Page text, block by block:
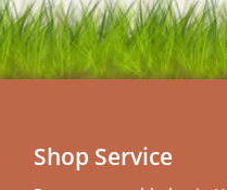
Shop Service